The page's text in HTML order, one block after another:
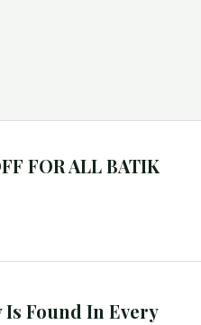
FOR ALL BATIK
Found In Every